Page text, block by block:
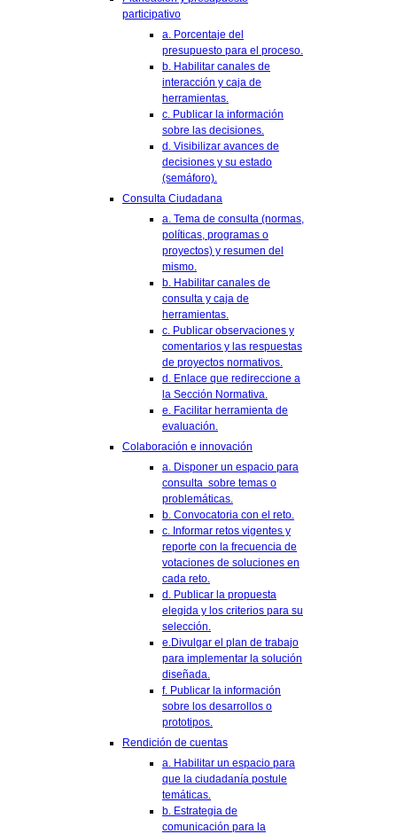
participativo
a. Porcentaje del
presupuesto para el proceso.
b. Habilitar canales de
interacción y caja de
herramientas.
c. Publicar la información
sobre las decisiones.
d. Visibilizar avances de
decisiones y su estado
(semáforo).
Consulta Ciudadana
a. Tema de consulta (normas,
políticas, programas o
proyectos) y resumen del
mismo.
b. Habilitar canales de
consulta y caja de
herramientas.
c. Publicar observaciones y
comentarios y las respuestas
de proyectos normativos.
d. Enlace que redireccione a
la Sección Normativa.
e. Facilitar herramienta de
evaluación.
Colaboración e innovación
a. Disponer un espacio para
consulta sobre temas o
problemáticas.
b. Convocatoria con el reto.
c. Informar retos vigentes y
reporte con la frecuencia de
votaciones de soluciones en
cada reto.
d. Publicar la propuesta
elegida y los criterios para su
selección.
e.Divulgar el plan de trabajo
para implementar la solución
diseñada.
f. Publicar la información
sobre los desarrollos o
prototipos.
Rendición de cuentas
a. Habilitar un espacio para
que la ciudadanía postule
temáticas.
b. Estrategia de
comunicación para la